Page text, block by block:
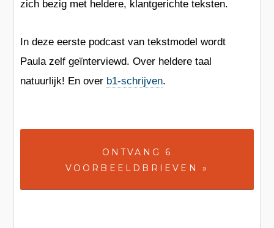
zich bezig met heldere, klantgerichte teksten.
In deze eerste podcast van tekstmodel wordt
Paula zelf geïnterviewd. Over heldere taal
natuurlijk! En over b1-schrijven.
ONTVANG 6
VOORBEELDBRIEVEN »